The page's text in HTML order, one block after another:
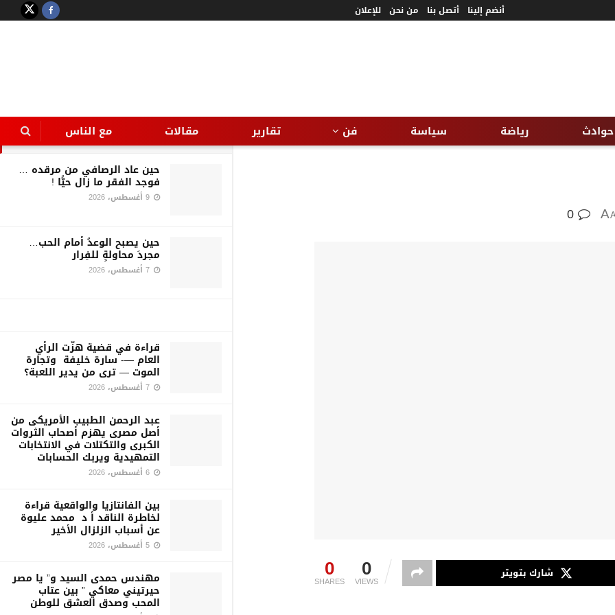
LATEST
أحذروا عقارب الساعة
حين عاد الرصافي من مرقده …
فوجد الفقر ما زال حيًّا !
حين يصبح الوعدُ أمام الحب…
مجردَ محاولةٍ للفِرار
قراءة في قضية هزّت الرأي
العام —- سارة خليفة وتجارة
الموت — ترى من يدير اللعبة؟
عبد الرحمن الطبيب الأمريكى من
أصل مصرى يهزم أصحاب الثروات
الكبرى والتكتلات في الانتخابات
التمهيدية ويربك الحسابات
بين الفانتازيا والواقعية قراءة
لخاطرة الناقد أ د محمد عليوة
عن أسباب الزلزال الأخير
مهندس حمدى السيد و” يا مصر
حيرتيني معاكي ” بين عتاب
المحب وصدق العشق للوطن
أنضم إلينا أتصل بنا من نحن للإعلان
حوادث رياضة سياسة فن تقارير مقالات مع الناس
A
0
SHARES 0
VIEWS
شارك بتويتر